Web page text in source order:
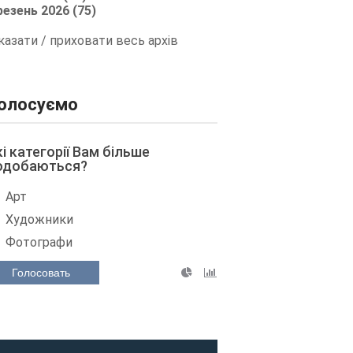
2026 (75)
/ приховати весь архів
категорії Вам більше
Арт
Художники
Фотографи
Голосовать